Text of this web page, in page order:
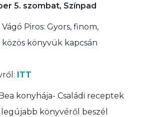
5. szombat, Színpad
Piros: Gyors, finom,
könyvük kapcsán
ITT
konyhája- Családi receptek
könyvéről beszél